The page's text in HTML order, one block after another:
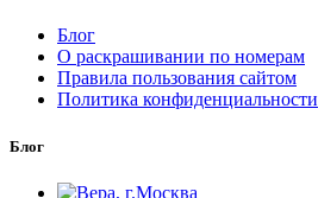
Блог
О раскрашивании по номерам
Правила пользования сайтом
Политика конфиденциальности
Блог